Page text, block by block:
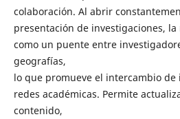
colaboración. Al abrir
presentación de investigaciones,
como un puente entre
geografías,
lo que promueve el intercambio de
redes académicas. Permite
contenido,